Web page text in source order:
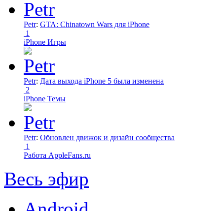
Petr: GTA: Chinatown Wars для iPhone
1
iPhone Игры
Petr: Дата выхода iPhone 5 была изменена
2
iPhone Темы
Petr: Обновлен движок и дизайн сообщества
1
Работа AppleFans.ru
Весь эфир